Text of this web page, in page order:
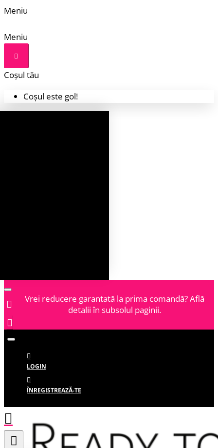
Meniu
Meniu
Coșul tău
Coșul este gol!
Vrei reducere garantată la prima comandă? Află
detalii în subsolul paginii.
LOGIN
ÎNREGISTREAZĂ-TE